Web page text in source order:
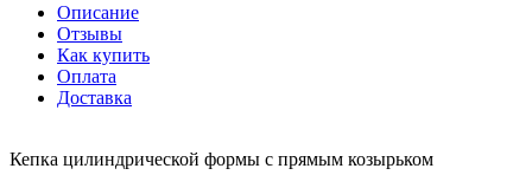
Описание
Отзывы
Как купить
Оплата
Доставка
Кепка цилиндрической формы с прямым козырьком